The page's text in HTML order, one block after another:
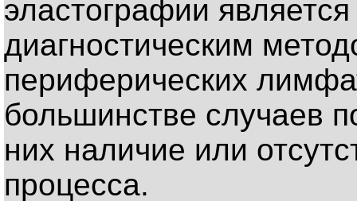
эластографии
диагностическим
периферических
большинстве случаев
них наличие или
процесса.